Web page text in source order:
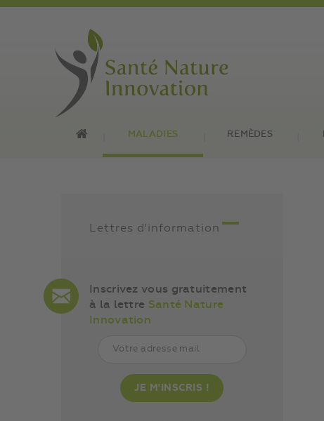
MALADIES REMÈDES
Lettres d'information
Inscrivez vous gratuitement
à la lettre Santé Nature
Innovation